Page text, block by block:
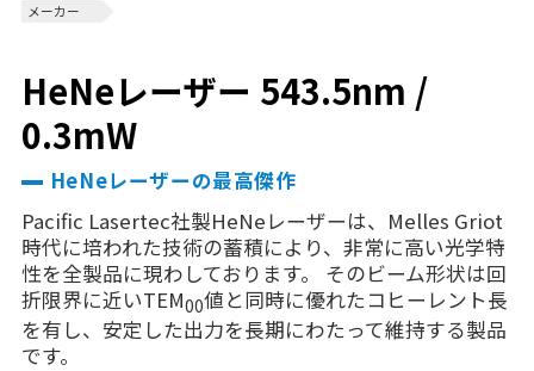
メーカー
HeNeレーザー 543.5nm /
0.3mW
HeNeレーザーの最高傑作
Pacific Lasertec社製HeNeレーザーは、Melles Griot
時代に培われた技術の蓄積により、非常に高い光学特
性を全製品に現わしております。 そのビーム形状は回
折限界に近いTEM00値と同時に優れたコヒーレント長
を有し、安定した出力を長期にわたって維持する製品
です。